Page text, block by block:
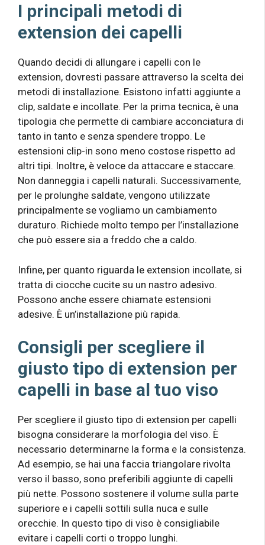
I principali metodi di
extension dei capelli
Quando decidi di allungare i capelli con le
extension, dovresti passare attraverso la scelta dei
metodi di installazione. Esistono infatti aggiunte a
clip, saldate e incollate. Per la prima tecnica, è una
tipologia che permette di cambiare acconciatura di
tanto in tanto e senza spendere troppo. Le
estensioni clip-in sono meno costose rispetto ad
altri tipi. Inoltre, è veloce da attaccare e staccare.
Non danneggia i capelli naturali. Successivamente,
per le prolunghe saldate, vengono utilizzate
principalmente se vogliamo un cambiamento
duraturo. Richiede molto tempo per l’installazione
che può essere sia a freddo che a caldo.
Infine, per quanto riguarda le extension incollate, si
tratta di ciocche cucite su un nastro adesivo.
Possono anche essere chiamate estensioni
adesive. È un’installazione più rapida.
Consigli per scegliere il
giusto tipo di extension per
capelli in base al tuo viso
Per scegliere il giusto tipo di extension per capelli
bisogna considerare la morfologia del viso. È
necessario determinarne la forma e la consistenza.
Ad esempio, se hai una faccia triangolare rivolta
verso il basso, sono preferibili aggiunte di capelli
più nette. Possono sostenere il volume sulla parte
superiore e i capelli sottili sulla nuca e sulle
orecchie. In questo tipo di viso è consigliabile
evitare i capelli corti o troppo lunghi.